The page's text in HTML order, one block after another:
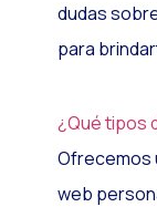
dudas
para
¿Qué tipos
Ofrecemos
web